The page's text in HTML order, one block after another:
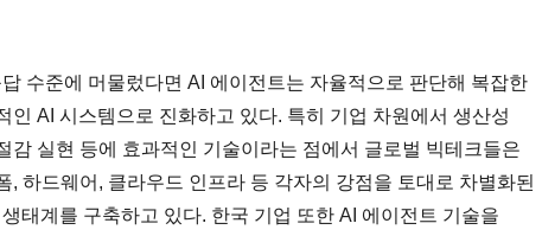
수준에 머물렀다면 AI 에이전트는 자율적으로 판단해 복잡한
인 AI 시스템으로 진화하고 있다. 특히 기업 차원에서 생산성
감 실현 등에 효과적인 기술이라는 점에서 글로벌 빅테크들은
, 하드웨어, 클라우드 인프라 등 각자의 강점을 토대로 차별화된
태계를 구축하고 있다. 한국 기업 또한 AI 에이전트 기술을